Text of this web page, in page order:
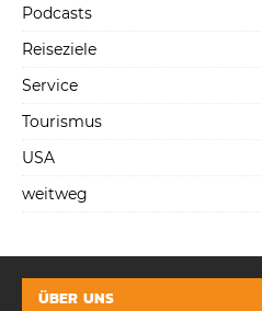
Podcasts
Reiseziele
Service
Tourismus
USA
weitweg
ÜBER UNS